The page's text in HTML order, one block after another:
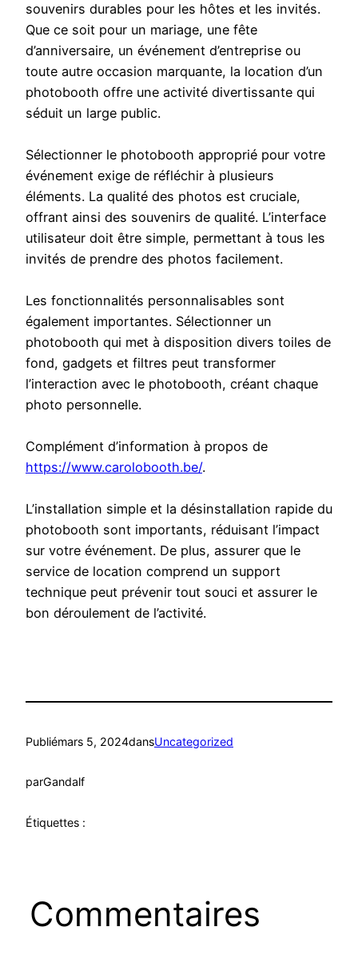
souvenirs durables pour les hôtes et les invités.
Que ce soit pour un mariage, une fête
d’anniversaire, un événement d’entreprise ou
toute autre occasion marquante, la location d’un
photobooth offre une activité divertissante qui
séduit un large public.
Sélectionner le photobooth approprié pour votre
événement exige de réfléchir à plusieurs
éléments. La qualité des photos est cruciale,
offrant ainsi des souvenirs de qualité. L’interface
utilisateur doit être simple, permettant à tous les
invités de prendre des photos facilement.
Les fonctionnalités personnalisables sont
également importantes. Sélectionner un
photobooth qui met à disposition divers toiles de
fond, gadgets et filtres peut transformer
l’interaction avec le photobooth, créant chaque
photo personnelle.
Complément d’information à propos de
https://www.carolobooth.be/.
L’installation simple et la désinstallation rapide du
photobooth sont importants, réduisant l’impact
sur votre événement. De plus, assurer que le
service de location comprend un support
technique peut prévenir tout souci et assurer le
bon déroulement de l’activité.
Publiémars 5, 2024dansUncategorized
parGandalf
Étiquettes :
Commentaires